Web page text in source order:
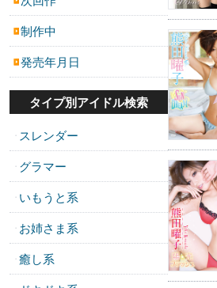
▶制作中
▶発売年月日
タイプ別アイドル検索
・ スレンダー
・ グラマー
・ いもうと系
・ お姉さま系
・ 癒し系